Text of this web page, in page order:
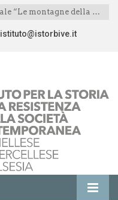
Spettacolo teatrale “Le montagne della libertà”
istituto@istorbive.it